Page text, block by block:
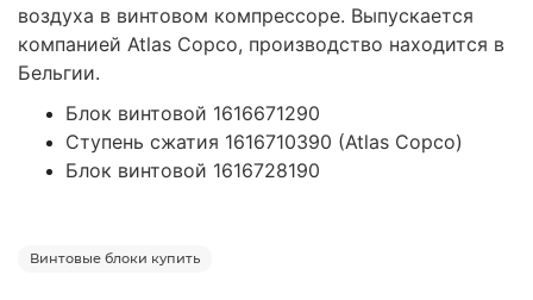
воздуха в винтовом компрессоре. Выпускается
компанией Atlas Copco, производство находится в
Бельгии.
Блок винтовой 1616671290
Ступень сжатия 1616710390 (Atlas Copco)
Блок винтовой 1616728190
Винтовые блоки купить